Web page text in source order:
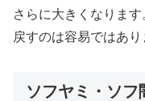
さらに大きくなりま
戻すのは容易ではあり
ソフヤミ・ソ